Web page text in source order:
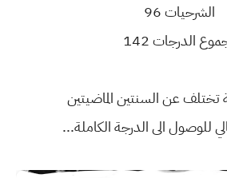
الشرحيات 96
الدرجات 142
تختلف عن السنتين الماضيتين
للوصول الى الدرجة الكاملة...